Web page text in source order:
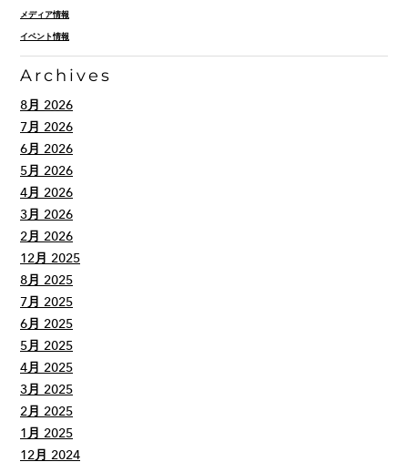
メディア情報
イベント情報
Archives
8月 2026
7月 2026
6月 2026
5月 2026
4月 2026
3月 2026
2月 2026
12月 2025
8月 2025
7月 2025
6月 2025
5月 2025
4月 2025
3月 2025
2月 2025
1月 2025
12月 2024